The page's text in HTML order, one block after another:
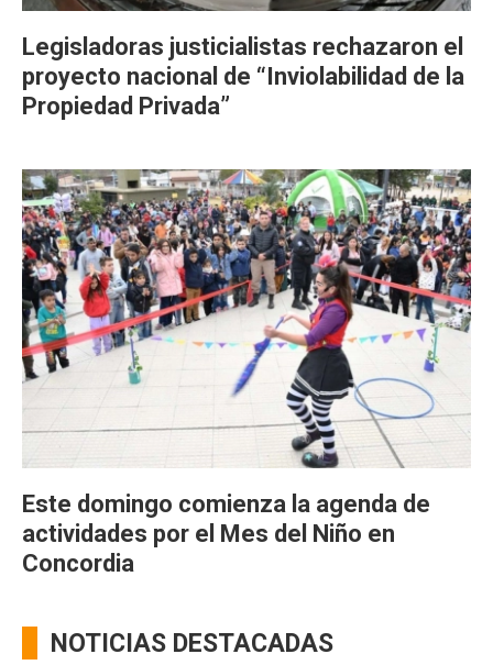
Legisladoras justicialistas rechazaron el
proyecto nacional de “Inviolabilidad de la
Propiedad Privada”
Este domingo comienza la agenda de
actividades por el Mes del Niño en
Concordia
NOTICIAS DESTACADAS